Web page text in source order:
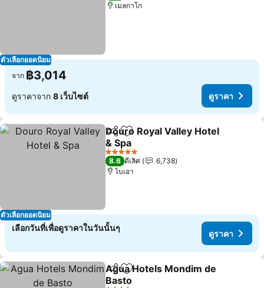
ตัวเลือกยอดนิยม
เมลกาโก
จาก ฿3,014
ดูราคาจาก 8 เว็บไซต์ ดูราคา
ตัวเลือกยอดนิยม
แชร์ เพิ่มในรายการโปรด
Douro Royal Valley Hotel
& Spa
5 ดาว
8.6 ดีเลิศ
6,738
ไบเอา
เลือกวันที่เพื่อดูราคาในวันนั้นๆ
ดูราคา
แชร์ เพิ่มในรายการโปรด
Agua Hotels Mondim de
Basto